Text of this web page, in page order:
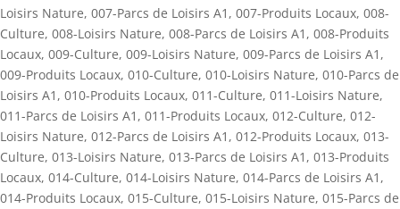
Loisirs Nature, 007-Parcs de Loisirs A1 , 007-Produits Locaux, 008-
Culture, 008-Loisirs Nature, 008-Parcs de Loisirs A1 , 008-Produits
Locaux, 009-Culture, 009-Loisirs Nature, 009-Parcs de Loisirs A1 ,
009-Produits Locaux, 010-Culture, 010-Loisirs Nature, 010-Parcs de
Loisirs A1 , 010-Produits Locaux, 011-Culture, 011-Loisirs Nature,
011-Parcs de Loisirs A1 , 011-Produits Locaux, 012-Culture, 012-
Loisirs Nature, 012-Parcs de Loisirs A1 , 012-Produits Locaux, 013-
Culture, 013-Loisirs Nature, 013-Parcs de Loisirs A1 , 013-Produits
Locaux, 014-Culture, 014-Loisirs Nature, 014-Parcs de Loisirs A1 ,
014-Produits Locaux, 015-Culture, 015-Loisirs Nature, 015-Parcs de